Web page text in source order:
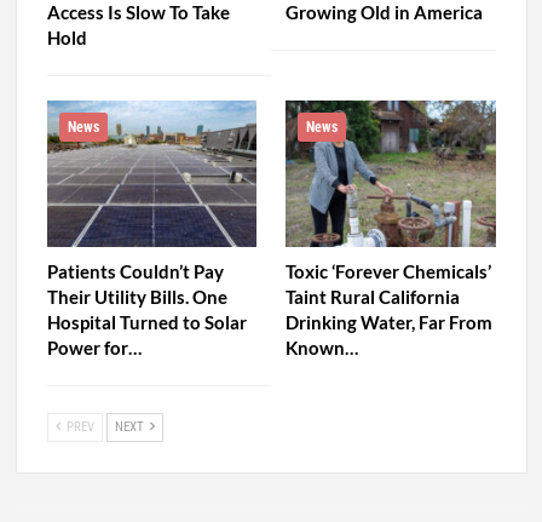
Access Is Slow To Take
Hold
Growing Old in America
News
Patients Couldn’t Pay
Their Utility Bills. One
Hospital Turned to Solar
Power for…
News
Toxic ‘Forever Chemicals’
Taint Rural California
Drinking Water, Far From
Known…
PREV NEXT